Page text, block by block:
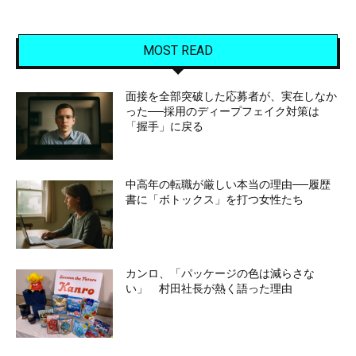
MOST READ
面接を全部突破した応募者が、実在しなか
った──採用のディープフェイク対策は
「握手」に戻る
中高年の転職が厳しい本当の理由──履歴
書に「ボトックス」を打つ女性たち
カンロ、「パッケージの色は減らさな
い」 村田社長が熱く語った理由